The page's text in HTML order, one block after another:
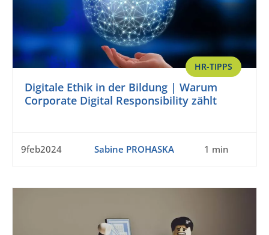
HR-TIPPS
Digitale Ethik in der Bildung | Warum
Corporate Digital Responsibility zählt
9feb2024 Sabine PROHASKA 1 min